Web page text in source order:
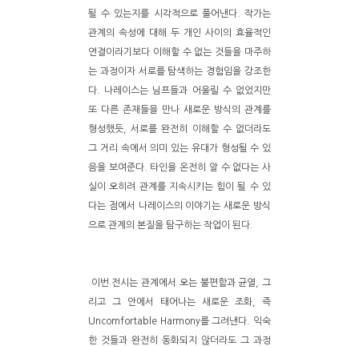
될 수 있는지를 시각적으로 풀어낸다. 작가는
관계의 속성에 대해 두 개인 사이의 효율적인
연결이라기보다 이해할 수 없는 것들을 마주하
는 과정이자 서로를 탐색하는 경험임을 강조한
다. 나레이스는 님프들과 어울릴 수 없었지만
또 다른 존재들을 만나 새로운 방식의 관계를
형성했듯, 서로를 완전히 이해할 수 없더라도
그 거리 속에서 의미 있는 유대가 형성될 수 있
음을 보여준다. 타인을 온전히 알 수 없다는 사
실이 오히려 관계를 지속시키는 힘이 될 수 있
다는 점에서 나레이스의 이야기는 새로운 방식
으로 관계의 본질을 탐구하는 작업이 된다.
이번 전시는 관계에서 오는 불편함과 균열, 그
리고 그 안에서 태어나는 새로운 조화, 즉
Uncomfortable Harmony를 그려낸다. 익숙
한 것들과 완전히 동화되지 않더라도 그 과정